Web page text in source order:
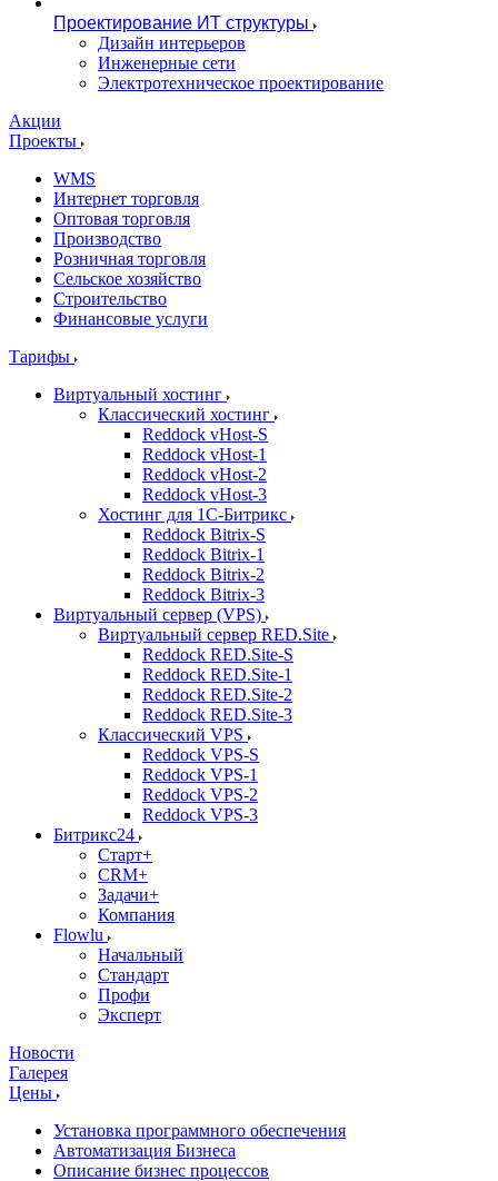
Проектирование ИТ структуры
Дизайн интерьеров
Инженерные сети
Электротехническое проектирование
Акции
Проекты
WMS
Интернет торговля
Оптовая торговля
Производство
Розничная торговля
Сельское хозяйство
Строительство
Финансовые услуги
Тарифы
Виртуальный хостинг
Классический хостинг
Reddock vHost-S
Reddock vHost-1
Reddock vHost-2
Reddock vHost-3
Хостинг для 1С-Битрикс
Reddock Bitrix-S
Reddock Bitrix-1
Reddock Bitrix-2
Reddock Bitrix-3
Виртуальный сервер (VPS)
Виртуальный сервер RED.Site
Reddock RED.Site-S
Reddock RED.Site-1
Reddock RED.Site-2
Reddock RED.Site-3
Классический VPS
Reddock VPS-S
Reddock VPS-1
Reddock VPS-2
Reddock VPS-3
Битрикс24
Старт+
CRM+
Задачи+
Компания
Flowlu
Начальный
Стандарт
Профи
Эксперт
Новости
Галерея
Цены
Установка программного обеспечения
Автоматизация Бизнеса
Описание бизнес процессов